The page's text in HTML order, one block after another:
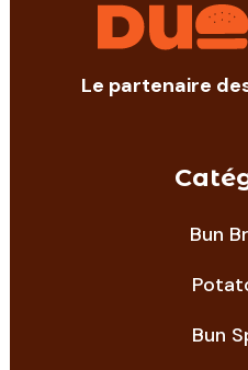
Le partenaire
Bun
Bun